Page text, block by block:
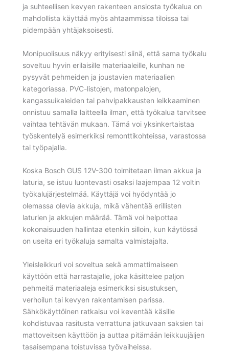
ja suhteellisen kevyen rakenteen ansiosta työkalua on
mahdollista käyttää myös ahtaammissa tiloissa tai
pidempään yhtäjaksoisesti.
Monipuolisuus näkyy erityisesti siinä, että sama työkalu
soveltuu hyvin erilaisille materiaaleille, kunhan ne
pysyvät pehmeiden ja joustavien materiaalien
kategoriassa. PVC-listojen, matonpalojen,
kangassuikaleiden tai pahvipakkausten leikkaaminen
onnistuu samalla laitteella ilman, että työkalua tarvitsee
vaihtaa tehtävän mukaan. Tämä voi yksinkertaistaa
työskentelyä esimerkiksi remonttikohteissa, varastossa
tai työpajalla.
Koska Bosch GUS 12V-300 toimitetaan ilman akkua ja
laturia, se istuu luontevasti osaksi laajempaa 12 voltin
työkalujärjestelmää. Käyttäjä voi hyödyntää jo
olemassa olevia akkuja, mikä vähentää erillisten
laturien ja akkujen määrää. Tämä voi helpottaa
kokonaisuuden hallintaa etenkin silloin, kun käytössä
on useita eri työkaluja samalta valmistajalta.
Yleisleikkuri voi soveltua sekä ammattimaiseen
käyttöön että harrastajalle, joka käsittelee paljon
pehmeitä materiaaleja esimerkiksi sisustuksen,
verhoilun tai kevyen rakentamisen parissa.
Sähkökäyttöinen ratkaisu voi keventää käsille
kohdistuvaa rasitusta verrattuna jatkuvaan saksien tai
mattoveitsen käyttöön ja auttaa pitämään leikkuujäljen
tasaisempana toistuvissa työvaiheissa.